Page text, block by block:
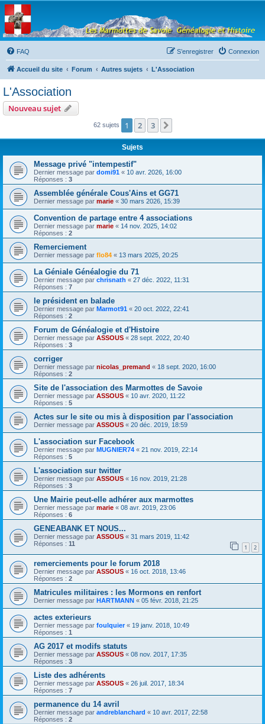
Les Marmottes de
Savoie
Forum d'entraide généalogique
FAQ
Connexion
S’enregistrer
Accueil du site Forum Autres sujets L'Association
L'Association
Nouveau sujet
62 sujets 1 2 3
Sujets
Message privé "intempestif"
Dernier message par domi91 « 10 avr. 2026, 16:00
Réponses : 3
Assemblée générale Cous'Ains et GG71
Dernier message par marie « 30 mars 2026, 15:39
Convention de partage entre 4 associations
Dernier message par marie « 14 nov. 2025, 14:02
Réponses : 2
Remerciement
Dernier message par flo84 « 13 mars 2025, 20:25
La Géniale Généalogie du 71
Dernier message par chrisnath « 27 déc. 2022, 11:31
Réponses : 7
le président en balade
Dernier message par Marmot91 « 20 oct. 2022, 22:41
Réponses : 2
Forum de Généalogie et d'Histoire
Dernier message par ASSOUS « 28 sept. 2022, 20:40
Réponses : 3
corriger
Dernier message par nicolas_premand « 18 sept. 2020, 16:00
Réponses : 2
Site de l'association des Marmottes de Savoie
Dernier message par ASSOUS « 10 avr. 2020, 11:22
Réponses : 5
Actes sur le site ou mis à disposition par l'association
Dernier message par ASSOUS « 20 déc. 2019, 18:59
L'association sur Facebook
Dernier message par MUGNIER74 « 21 nov. 2019, 22:14
Réponses : 5
L'association sur twitter
Dernier message par ASSOUS « 16 nov. 2019, 21:28
Réponses : 3
Une Mairie peut-elle adhérer aux marmottes
Dernier message par marie « 08 avr. 2019, 23:06
Réponses : 6
GENEABANK ET NOUS...
Dernier message par ASSOUS « 31 mars 2019, 11:42
Réponses : 11 1 2
remerciements pour le forum 2018
Dernier message par ASSOUS « 16 oct. 2018, 13:46
Réponses : 2
Matricules militaires : les Mormons en renfort
Dernier message par HARTMANN « 05 févr. 2018, 21:25
actes exterieurs
Dernier message par foulquier« 19 janv. 2018, 10:49
Réponses : 1
AG 2017 et modifs statuts
Dernier message par ASSOUS « 08 nov. 2017, 17:35
Réponses : 3
Liste des adhérents
Dernier message par ASSOUS « 26 juil. 2017, 18:34
Réponses : 7
permanence du 14 avril
Dernier message par andreblanchard « 10 avr. 2017, 22:58
Réponses : 2